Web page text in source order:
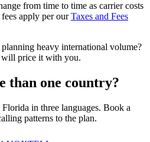
from time to time as carrier costs
apply per our Taxes and Fees
heavy international volume?
will price it with you.
than one country?
in three languages. Book a
patterns to the plan.